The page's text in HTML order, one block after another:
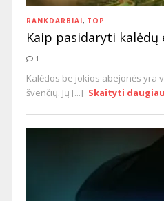
RANKDARBIAI, TOP
Kaip pasidaryti kalėdų
1
Kalėdos be jokios abejonės yra
švenčių. Jų [...] Skaityti daugiau